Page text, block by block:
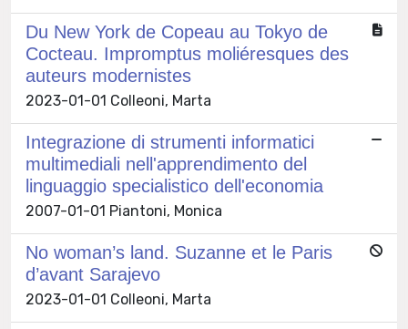
Du New York de Copeau au Tokyo de
Cocteau. Impromptus moliéresques des
auteurs modernistes
2023-01-01 Colleoni, Marta
Integrazione di strumenti informatici
multimediali nell'apprendimento del
linguaggio specialistico dell'economia
2007-01-01 Piantoni, Monica
No woman’s land. Suzanne et le Paris
d’avant Sarajevo
2023-01-01 Colleoni, Marta